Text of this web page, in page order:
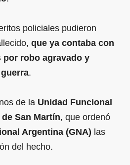
policiales pudieron
que ya contaba con
por robo agravado y
.
de la Unidad Funcional
San Martín, que ordenó
Argentina (GNA) las
del hecho.